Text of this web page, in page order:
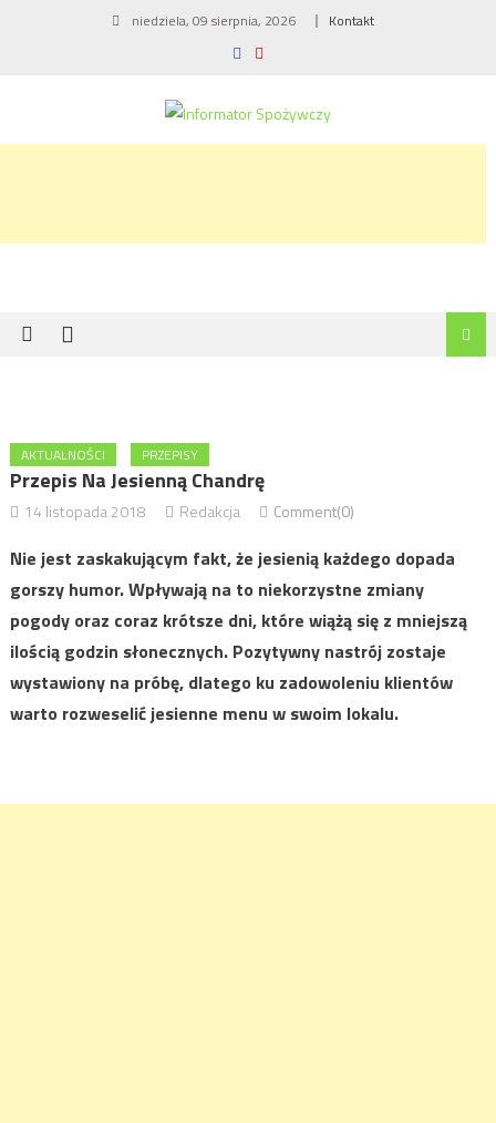
niedziela, 09 sierpnia, 2026 Kontakt
AKTUALNOŚCI PRZEPISY
Przepis Na Jesienną Chandrę
14 listopada 2018 Redakcja Comment(0)
Nie jest zaskakującym fakt, że jesienią każdego dopada
gorszy humor. Wpływają na to niekorzystne zmiany
pogody oraz coraz krótsze dni, które wiążą się z mniejszą
ilością godzin słonecznych. Pozytywny nastrój zostaje
wystawiony na próbę, dlatego ku zadowoleniu klientów
warto rozweselić jesienne menu w swoim lokalu.